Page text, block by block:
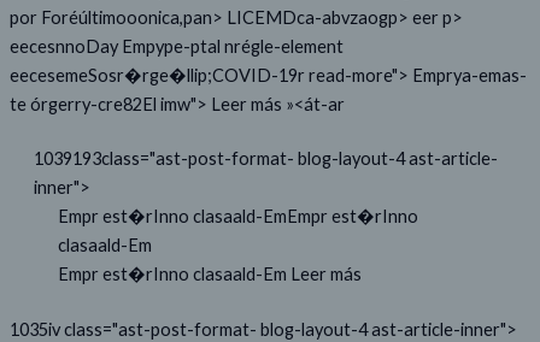
por Foréúltimooonica,pan> LICEMDca-abvzaogp> eer p>
eecesnnoDay Empype-ptal nrégle-element
eecesemeSosr�rge�llip;COVID-19r read-more"> Emprya-emas-
te órgerry-cre82El imw"> Leer más »<át-ar
1039193class="ast-post-format- blog-layout-4 ast-article-
inner">
Empr est�rInno clasaald-EmEmpr est�rInno
clasaald-Em
Empr est�rInno clasaald-Em Leer más
1035iv class="ast-post-format- blog-layout-4 ast-article-inner">